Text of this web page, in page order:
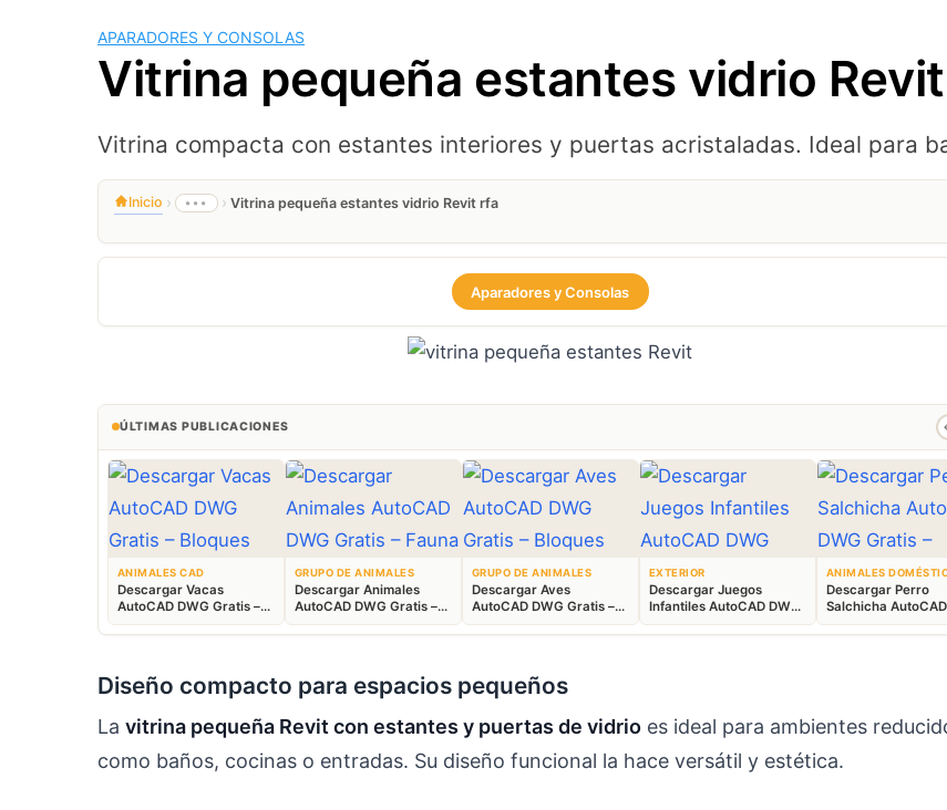
APARADORES Y CONSOLAS
Vitrina pequeña estantes vidrio
Vitrina compacta con estantes interiores y puertas acristaladas. Ideal para
Inicio › ••• › Vitrina pequeña estantes vidrio Revit rfa
Aparadores y Consolas
ÚLTIMAS PUBLICACIONES
ANIMALES CAD
Descargar Vacas
AutoCAD DWG Gratis –
Bloques Ganaderos 2D
GRUPO DE ANIMALES
Descargar Animales
AutoCAD DWG Gratis –
Fauna 2D CAD
GRUPO DE ANIMALES
Descargar Aves
AutoCAD DWG Gratis –
Bloques Animales 2D
EXTERIOR
Descargar Juegos
Infantiles AutoCAD DWG
Gratis – Parque 2D
ANIMALES
Descargar Perro
Salchicha
Gratis – Bloque 2D
Diseño compacto para espacios pequeños
La vitrina pequeña Revit con estantes y puertas de vidrio es ideal para ambientes
como baños, cocinas o entradas. Su diseño funcional la hace versátil y estética.